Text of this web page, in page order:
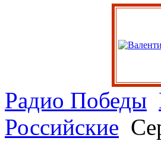
Радио Победы
Российские